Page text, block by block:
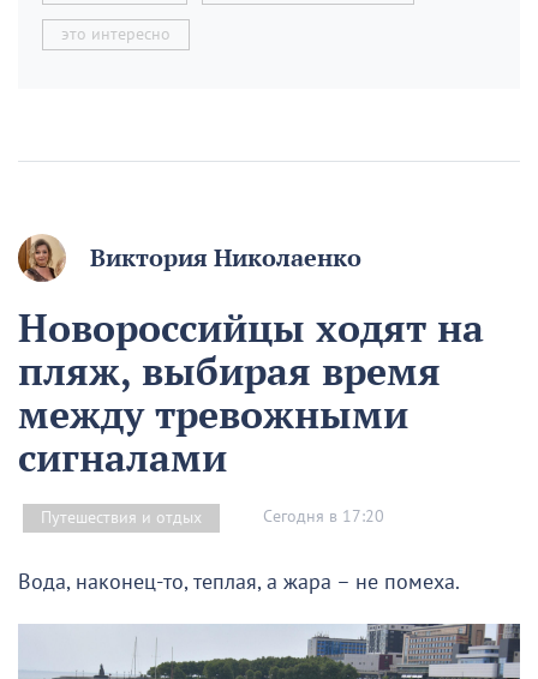
это интересно
Виктория Николаенко
Новороссийцы ходят на
пляж, выбирая время
между тревожными
сигналами
Путешествия и отдых Сегодня в 17:20
Вода, наконец-то, теплая, а жара – не помеха.